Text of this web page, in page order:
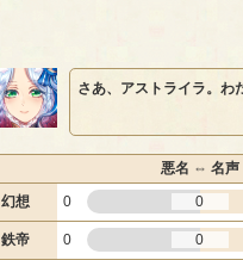
さあ、アストライラ。わ
悪名 ⇔ 名声
幻想
0 0
鉄帝 0 0